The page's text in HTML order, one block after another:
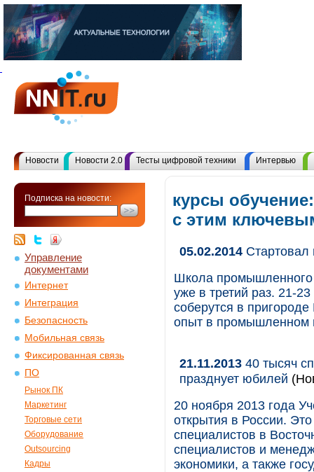
Новости Новости 2.0 Тесты цифровой техники Интервью
Подписка на новости:
Управление
документами
Интернет
Интеграция
Безопасность
Мобильная связь
Фиксированная связь
ПО
Рынок ПК
Маркетинг
Торговые сети
Оборудование
Outsourcing
Кадры
курсы
с этим
05.02.2014 Стартовал
Школа промышленного
уже в третий раз. 21-
соберутся в пригороде
опыт в промышленном
21.11.2013 40 тысяч
празднует юбилей
20 ноября 2013 года
открытия в России.
специалистов в
специалистов и
экономики, а также